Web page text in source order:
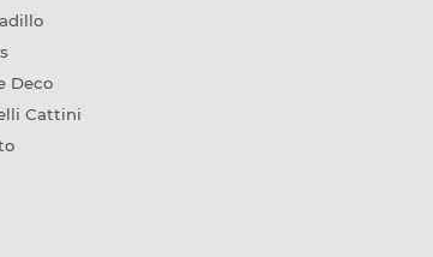
Deco
Cattini